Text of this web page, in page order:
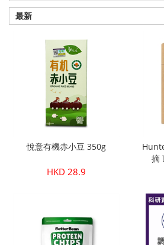
正
Organic
最新
悅意有機赤小豆 350g
HKD 28.9
摘